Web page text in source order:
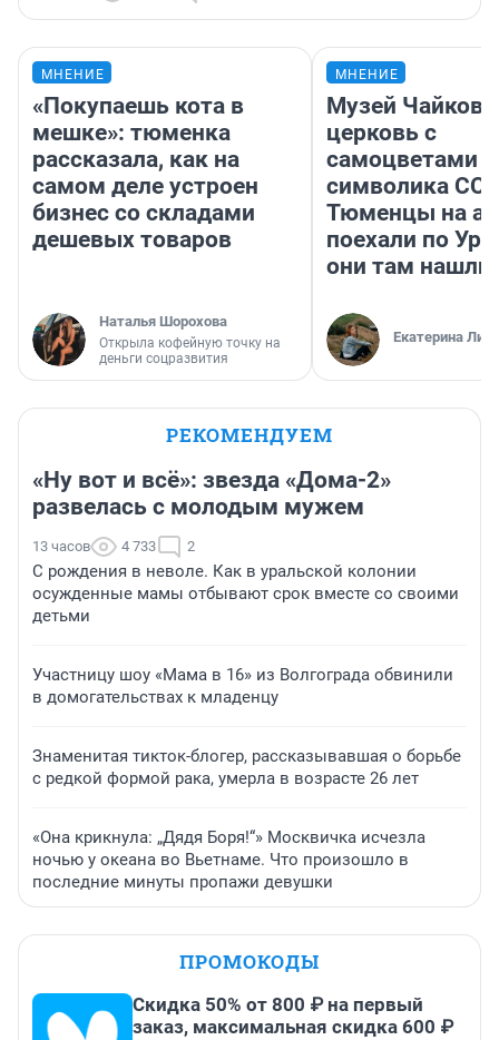
МНЕНИЕ
«Покупаешь кота в
мешке»: тюменка
рассказала, как на
самом деле устроен
бизнес со складами
дешевых товаров
Наталья Шорохова
Открыла кофейную точку на
деньги соцразвития
МНЕНИЕ
Музей
церковь с
самоцветами
символика
Тюменцы на
поехали по
они там нашли
Екатерина
РЕКОМЕНДУЕМ
«Ну вот и всё»: звезда «Дома-2»
развелась с молодым мужем
13 часов 4 733 2
С рождения в неволе. Как в уральской колонии
осужденные мамы отбывают срок вместе со своими
детьми
Участницу шоу «Мама в 16» из Волгограда обвинили
в домогательствах к младенцу
Знаменитая тикток-блогер, рассказывавшая о борьбе
с редкой формой рака, умерла в возрасте 26 лет
«Она крикнула: „Дядя Боря!“» Москвичка исчезла
ночью у океана во Вьетнаме. Что произошло в
последние минуты пропажи девушки
ПРОМОКОДЫ
Скидка 50% от 800 ₽ на первый
заказ, максимальная скидка 600 ₽